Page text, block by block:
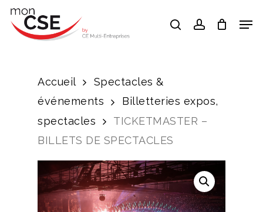
Skip
searchaccount
Accueil
Spectacles &
événements
Billetteries expos,
spectacles
TICKETMASTER –
BILLETS DE SPECTACLES